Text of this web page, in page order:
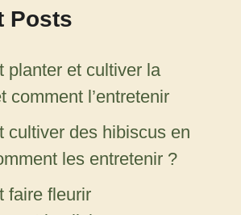
Posts
planter et cultiver la
comment l’entretenir
cultiver des hibiscus en
les entretenir ?
faire fleurir